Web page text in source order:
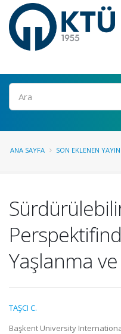
Ara
ANA SAYFA SON EKLENEN
Yaşlanma ve
TAŞCI C.
Başkent University